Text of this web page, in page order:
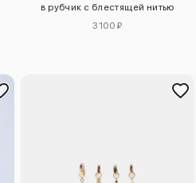
в рубчик с блестящей нитью
3100 ₽